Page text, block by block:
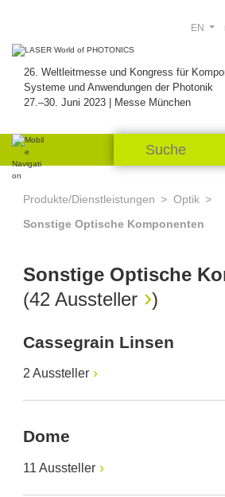
26. Weltleitmesse und Kongress für
Systeme und Anwendungen der Photonik
27.–30. Juni 2023 | Messe München
EN
Produkte/Dienstleistungen
Optik
Sonstige Optische Komponenten
Sonstige Optische
(42 Aussteller )
Cassegrain Linsen
2 Aussteller
Dome
11 Aussteller